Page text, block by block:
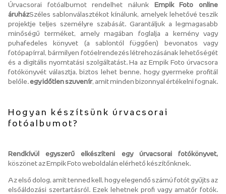
Úrvacsorai fotóalbumot rendelhet nálunk Empik Foto online
áruházSzéles sablonválasztékot kínálunk, amelyek lehetővé teszik
projektje teljes személyre szabását. Garantáljuk a legmagasabb
minőségű terméket, amely magában foglalja a kemény vagy
puhafedeles könyvet (a sablontól függően) bevonatos vagy
fotópapírral, bármilyen fotóelrendezés létrehozásának lehetőségét
és a digitális nyomtatási szolgáltatást. Ha az Empik Foto úrvacsora
fotókönyvét választja, biztos lehet benne, hogy gyermeke profitál
belőle. egy időtlen szuvenír, amit minden bizonnyal értékelni fognak.
Hogyan készítsünk úrvacsorai
fotóalbumot?
Rendkívül egyszerű elkészíteni egy úrvacsorai fotókönyvet,
köszönet az Empik Foto weboldalán elérhető készítőnknek.
Az első dolog, amit tenned kell, hogy elegendő számú fotót gyűjts az
elsőáldozási szertartásról. Ezek lehetnek profi vagy amatőr fotók.